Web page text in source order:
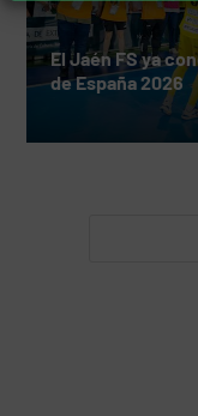
El Jaén FS ya
de España 2026